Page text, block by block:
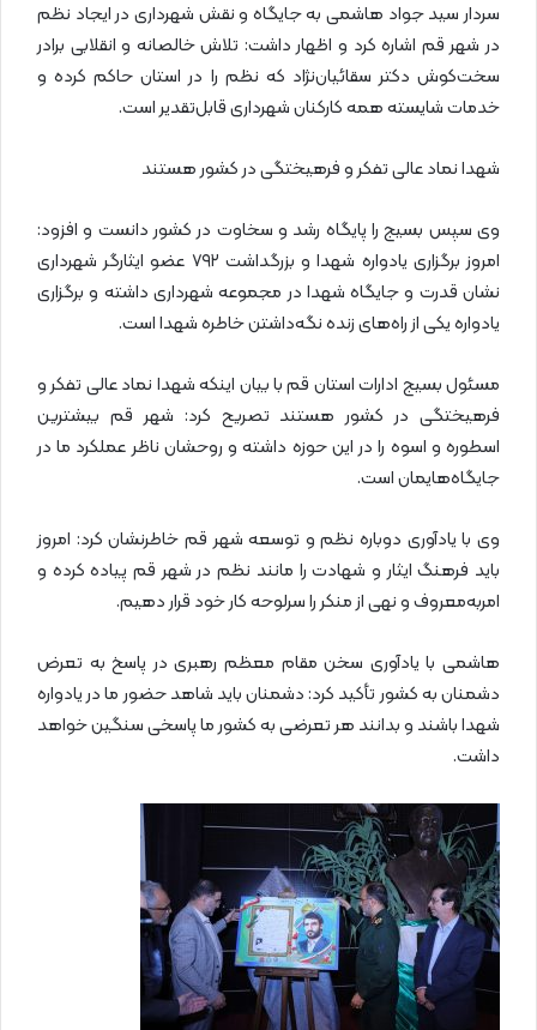
سردار سید جواد هاشمی به جایگاه و نقش شهرداری در ایجاد نظم
در شهر قم اشاره کرد و اظهار داشت: تلاش خالصانه و انقلابی برادر
سخت‌کوش دکتر سقائیان‌نژاد که نظم را در استان حاکم کرده و
خدمات شایسته همه کارکنان شهرداری قابل‌تقدیر است.
شهدا نماد عالی تفکر و فرهیختگی در کشور هستند
وی سپس بسیج را پایگاه رشد و سخاوت در کشور دانست و افزود:
امروز برگزاری یادواره شهدا و بزرگداشت ۷۹۲ عضو ایثارگر شهرداری
نشان قدرت و جایگاه شهدا در مجموعه شهرداری داشته و برگزاری
یادواره یکی از راه‌های زنده نگه‌داشتن خاطره شهدا است.
مسئول بسیج ادارات استان قم با بیان اینکه شهدا نماد عالی تفکر و
فرهیختگی در کشور هستند تصریح کرد: شهر قم بیشترین
اسطوره و اسوه را در این حوزه داشته و روحشان ناظر عملکرد ما در
جایگاه‌هایمان است.
وی با یادآوری دوباره نظم و توسعه شهر قم خاطرنشان کرد: امروز
باید فرهنگ ایثار و شهادت را مانند نظم در شهر قم پیاده کرده و
امربه‌معروف و نهی از منکر را سرلوحه کار خود قرار دهیم.
هاشمی با یادآوری سخن مقام معظم رهبری در پاسخ به تعرض
دشمنان به کشور تأکید کرد: دشمنان باید شاهد حضور ما در یادواره
شهدا باشند و بدانند هر تعرضی به کشور ما پاسخی سنگین خواهد
داشت.